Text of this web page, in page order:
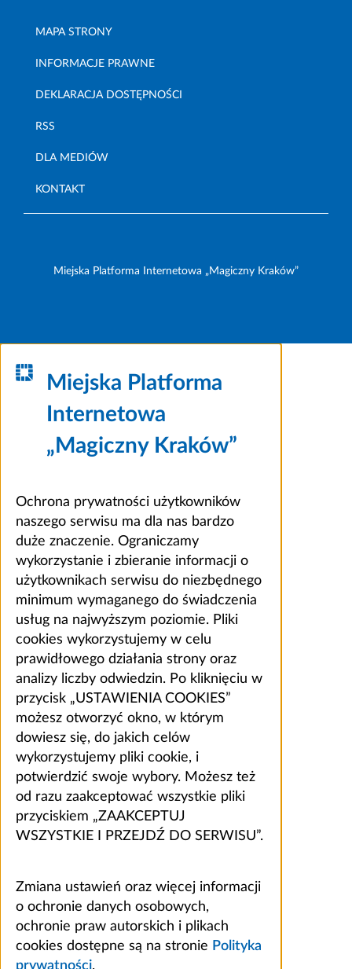
MAPA STRONY
INFORMACJE PRAWNE
DEKLARACJA DOSTĘPNOŚCI
RSS
DLA MEDIÓW
KONTAKT
Miejska Platforma Internetowa „Magiczny Kraków”
Miejska Platforma
Internetowa
„Magiczny Kraków”
Ochrona prywatności użytkowników
naszego serwisu ma dla nas bardzo
duże znaczenie. Ograniczamy
wykorzystanie i zbieranie informacji o
użytkownikach serwisu do niezbędnego
minimum wymaganego do świadczenia
usług na najwyższym poziomie. Pliki
cookies wykorzystujemy w celu
prawidłowego działania strony oraz
analizy liczby odwiedzin. Po kliknięciu w
przycisk „USTAWIENIA COOKIES”
możesz otworzyć okno, w którym
dowiesz się, do jakich celów
wykorzystujemy pliki cookie, i
potwierdzić swoje wybory. Możesz też
od razu zaakceptować wszystkie pliki
przyciskiem „ZAAKCEPTUJ
WSZYSTKIE I PRZEJDŹ DO SERWISU”.
Zmiana ustawień oraz więcej informacji
o ochronie danych osobowych,
ochronie praw autorskich i plikach
cookies dostępne są na stronie Polityka
prywatności.